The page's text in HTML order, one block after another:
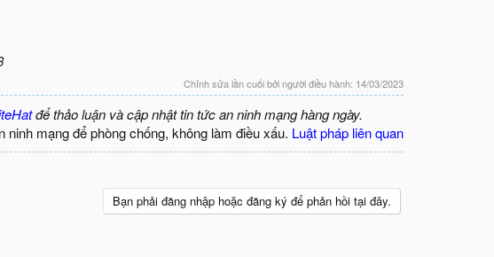
Chỉnh sửa lần cuối bởi người điều hành: 14/03/2023
để thảo luận và cập nhật tin tức an ninh mạng hàng ngày.
ninh mạng để phòng chống, không làm điều xấu. Luật pháp liên quan
Bạn phải đăng nhập hoặc đăng ký để phản hồi tại đây.